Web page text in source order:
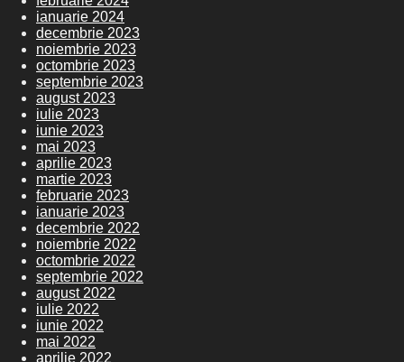
ianuarie 2024
decembrie 2023
noiembrie 2023
octombrie 2023
septembrie 2023
august 2023
iulie 2023
iunie 2023
mai 2023
aprilie 2023
martie 2023
februarie 2023
ianuarie 2023
decembrie 2022
noiembrie 2022
octombrie 2022
septembrie 2022
august 2022
iulie 2022
iunie 2022
mai 2022
aprilie 2022